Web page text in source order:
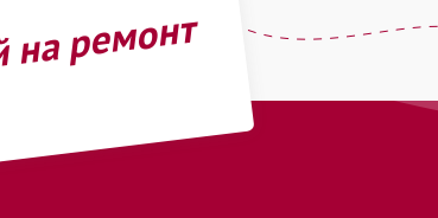
ремонт